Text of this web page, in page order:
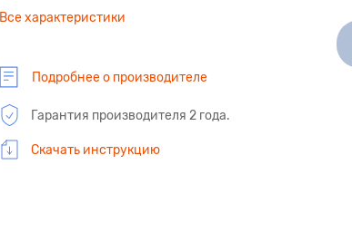
Все характеристики
Подробнее о производителе
Гарантия производителя 2 года.
Скачать инструкцию